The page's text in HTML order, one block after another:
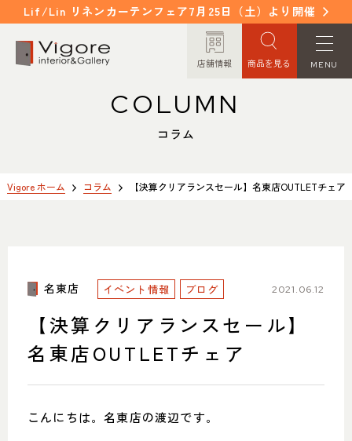
Lif/Lin リネンカーテンフェア7月25日（土）より開催
店舗情報 商品を見る MENU
イベント/ニュース
ITEM
商品紹介
WORKS
よくあるご質問
SHOP INFO
中川店
ORDER MADE
CONTACT
PRIVACY POLICY
COLUMN
コラム
Vigore ホーム コラム 【決算クリアランスセール】名東店OUTLETチェア
名東店 イベント情報 ブログ 2021.06.12
【決算クリアランスセール】
名東店OUTLETチェア
こんにちは。名東店の渡辺です。